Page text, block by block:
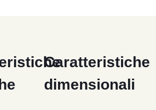
Caratteristiche
dimensionali